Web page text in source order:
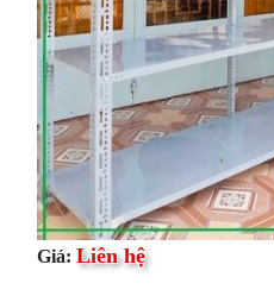
Giá: Liên hệ